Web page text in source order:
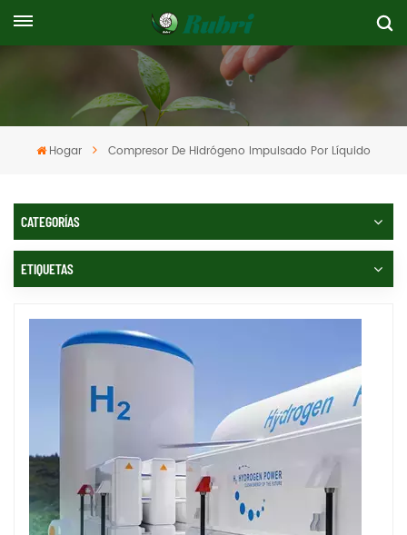
Hogar Compresor De Hidrógeno Impulsado Por Líquido
CATEGORÍAS
ETIQUETAS